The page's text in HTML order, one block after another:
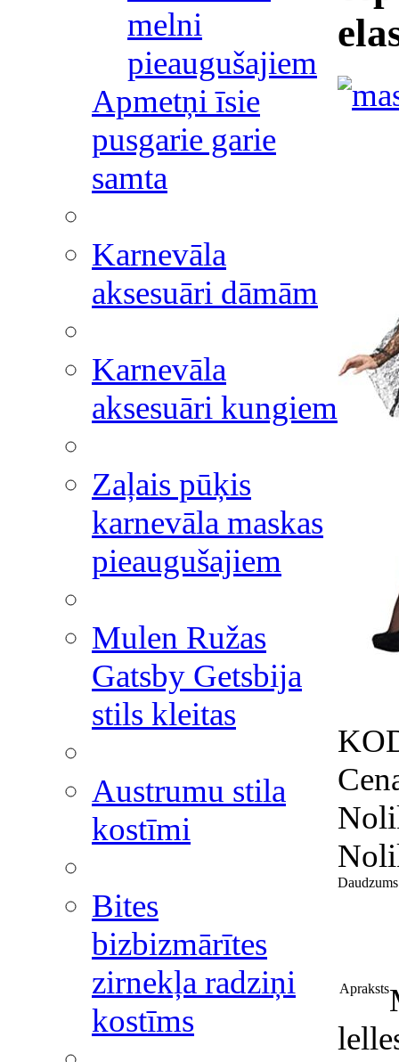
melni
pieaugušajiem
Apmetņi īsie
pusgarie garie
samta
Karnevāla
aksesuāri dāmām
Karnevāla
aksesuāri kungiem
Zaļais pūķis
karnevāla maskas
pieaugušajiem
Mulen Ružas
Gatsby Getsbija
stils kleitas
Austrumu stila
kostīmi
Bites
bizbizmārītes
zirnekļa radziņi
kostīms
Apraksts